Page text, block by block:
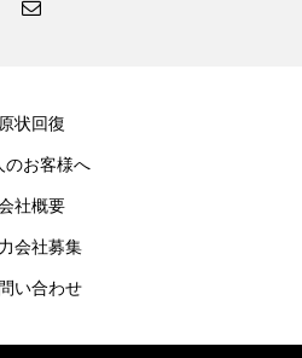
原状回復
のお客様へ
社概要
会社募集
い合わせ